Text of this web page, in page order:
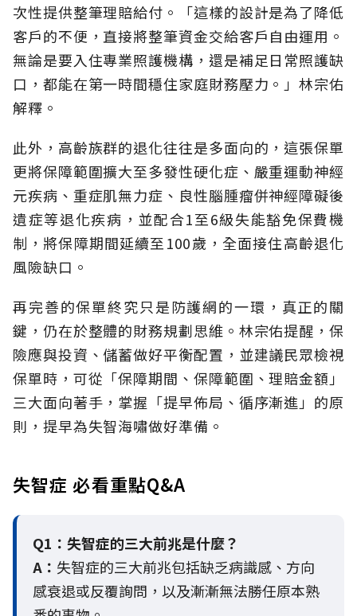
次性提供整筆理賠給付。「這樣的設計是為了降低
客戶的不便，直接將整筆資金交給客戶自由運用。
無論是要入住專業照護機構，還是補足日常照護缺
口，都能在第一時間穩住家庭財務壓力。」林宗佑
解釋。
此外，高齡族群的退化往往是多面向的，這張保單
更將保障範圍擴大至多發性硬化症、嚴重運動神經
元疾病、重症肌無力症、良性腦腫瘤併神經障礙後
遺症等退化疾病，並配合1至6級失能豁免保費機
制，將保障期間延續至100歲，全面接住高齡退化
風險缺口。
再完善的保單終究只是防護網的一環，真正的關
鍵，仍在於整體的財務規劃思維。 林宗佑提醒，保
險應與投資、儲蓄做好平衡配置，並建議民眾檢視
保單時，可從「保障期間、保障範圍、理賠金額」
三大面向著手，掌握「提早佈局、循序漸進」的原
則，提早為失智海嘯做好準備。
失智症 必看重點Q&A
Q1：失智症的三大前兆是什麼？
A： 失智症的三大前兆包括缺乏病識感、方向
感衰退或反覆詢問，以及漸漸無法勝任原本熟